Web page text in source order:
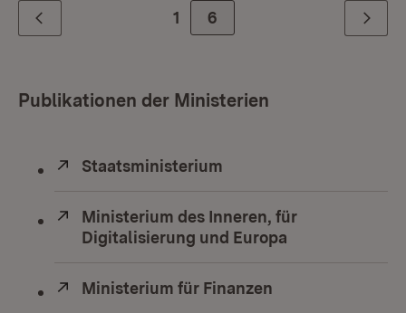
Zurück 1 Zur Seite
6 Weiter
Publikationen der Ministerien
Extern:
Staatsministerium
Extern:
Ministerium des Inneren, für
Digitalisierung und Europa
Extern:
Ministerium für Finanzen